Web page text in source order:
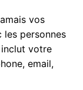
vos
les personnes
inclut votre
email,